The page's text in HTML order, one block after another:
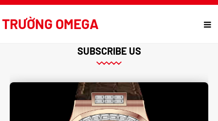
TRƯỜNG OMEGA
SUBSCRIBE US